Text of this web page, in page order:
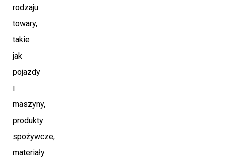
rodzaju
towary,
takie
jak
pojazdy
i
maszyny,
produkty
spożywcze,
materiały